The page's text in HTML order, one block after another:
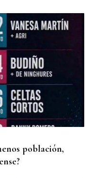
incendio de Tírig,
población,